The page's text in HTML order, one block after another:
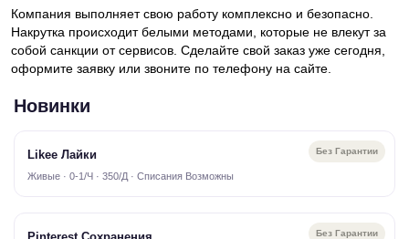
Компания выполняет свою работу комплексно и безопасно.
Накрутка происходит белыми методами, которые не влекут за
собой санкции от сервисов. Сделайте свой заказ уже сегодня,
оформите заявку или звоните по телефону на сайте.
Новинки
Без Гарантии
Likee Лайки
Живые · 0-1/Ч · 350/Д · Списания Возможны
Без Гарантии